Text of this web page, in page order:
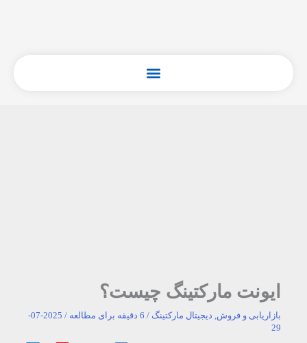
ایونت مارکتینگ چیست؟
بازاریابی و فروش, دیجیتال مارکتینگ / 6 دقیقه برای مطالعه /
2025-07-
29